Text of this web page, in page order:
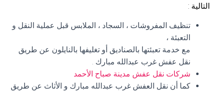
التالية :
تنظيف المفروشات ، السجاد ، الملابس قبل عملية النقل و
التعبئة ،
مع خدمة تعبئتها بالصناديق أو تغليفها بالنايلون عن طريق
نقل عفش غرب عبدالله مبارك .
شركات نقل عفش مدينة صباح الأحمد
كما أن نقل العفش غرب عبدالله مبارك و الأثاث عن طريق